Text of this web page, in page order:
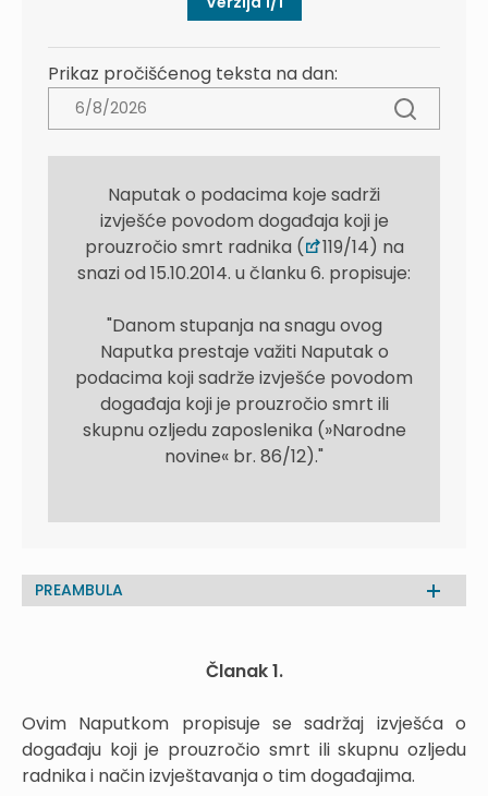
Prikaz pročišćenog teksta na dan:
Naputak o podacima koje sadrži
izvješće povodom događaja koji je
prouzročio smrt radnika (
119/14) na
snazi od 15.10.2014. u članku 6. propisuje:
"Danom stupanja na snagu ovog
Naputka prestaje važiti Naputak o
podacima koji sadrže izvješće povodom
događaja koji je prouzročio smrt ili
skupnu ozljedu zaposlenika (»Narodne
novine« br. 86/12)."
PREAMBULA
Članak 1.
Ovim Naputkom propisuje se sadržaj izvješća o
događaju koji je prouzročio smrt ili skupnu ozljedu
radnika i način izvještavanja o tim događajima.